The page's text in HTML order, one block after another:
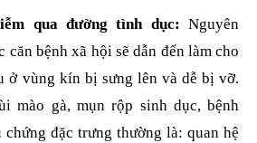
qua đường tình dục:Nguyên
căn bệnh xã hội sẽ dẫn đến làm cho
ở vùng kín bị sưng lên và dễ bị vỡ.
mào gà, mụn rộp sinh dục, bệnh
đặc trưng thường là: quan hệ